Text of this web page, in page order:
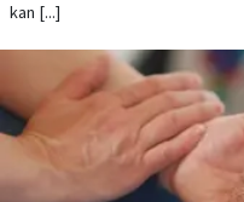
kan [...]